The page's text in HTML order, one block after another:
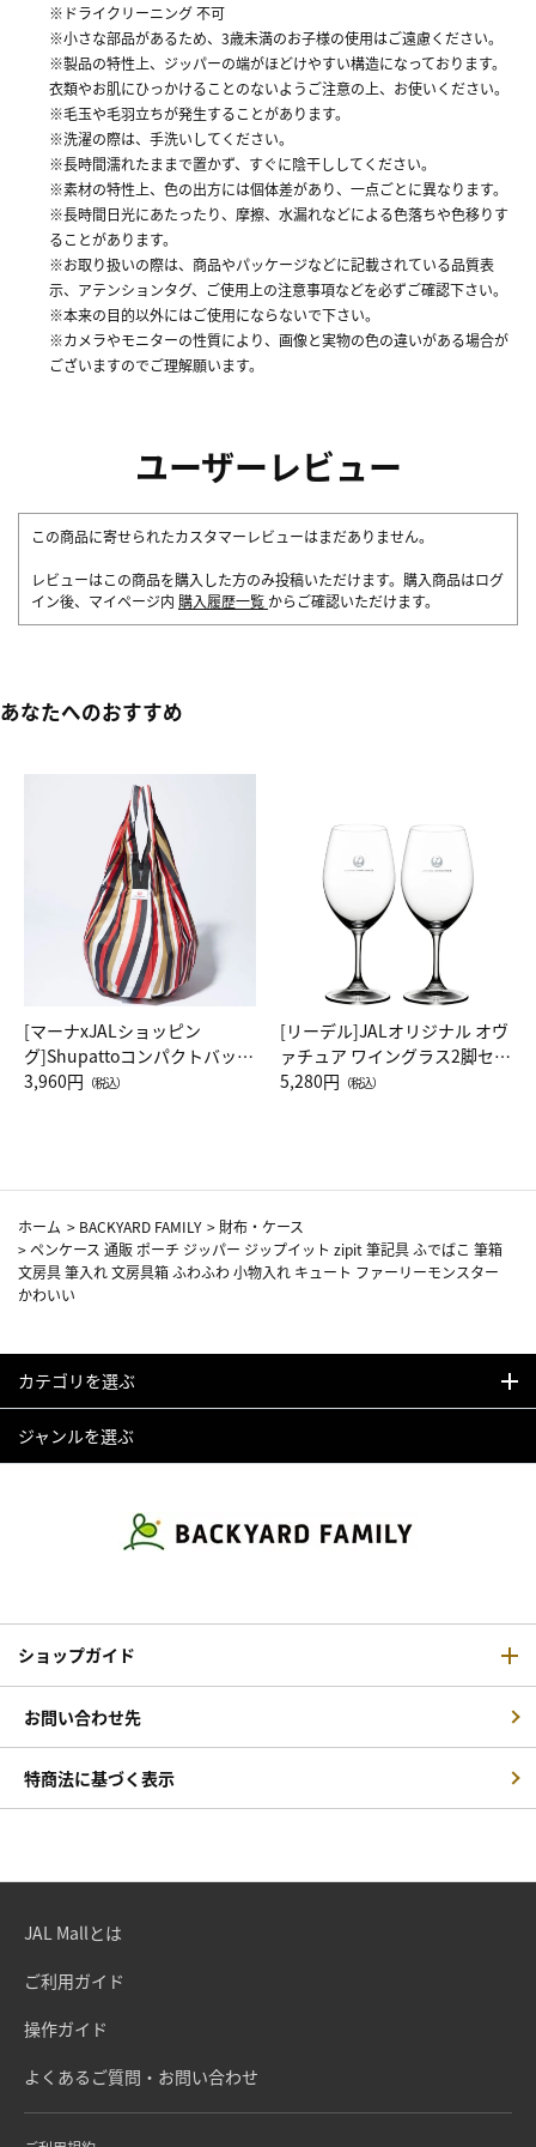
※ドライクリーニング 不可
※小さな部品があるため、3歳未満のお子様の使用はご遠慮ください。
※製品の特性上、ジッパーの端がほどけやすい構造になっております。
衣類やお肌にひっかけることのないようご注意の上、お使いください。
※毛玉や毛羽立ちが発生することがあります。
※洗濯の際は、手洗いしてください。
※長時間濡れたままで置かず、すぐに陰干ししてください。
※素材の特性上、色の出方には個体差があり、一点ごとに異なります。
※長時間日光にあたったり、摩擦、水漏れなどによる色落ちや色移りす
ることがあります。
※お取り扱いの際は、商品やパッケージなどに記載されている品質表
示、アテンションタグ、ご使用上の注意事項などを必ずご確認下さい。
※本来の目的以外にはご使用にならないで下さい。
※カメラやモニターの性質により、画像と実物の色の違いがある場合が
ございますのでご理解願います。
ユーザーレビュー
この商品に寄せられたカスタマーレビューはまだありません。
レビューはこの商品を購入した方のみ投稿いただけます。購入商品はログ
イン後、マイページ内 購入履歴一覧 からご確認いただけます。
あなたへのおすすめ
[マーナxJALショッピン
グ]Shupattoコンパクトバッグ
Drop JAL客室乗務員（LC）ス
3,960円 （税込）
[リーデル]JALオリジナル オヴ
ァチュア ワイングラス2脚セッ
ト（レッドワイン）
5,280円 （税込）
ホーム > BACKYARD FAMILY > 財布・ケース
>ペンケース 通販 ポーチ ジッパー ジップイット zipit 筆記具 ふでばこ 筆箱
文房具 筆入れ 文房具箱 ふわふわ 小物入れ キュート ファーリーモンスター
かわいい
カテゴリを選ぶ
ジャンルを選ぶ
ショップガイド
お問い合わせ先
特商法に基づく表示
JAL Mallとは
ご利用ガイド
操作ガイド
よくあるご質問・お問い合わせ